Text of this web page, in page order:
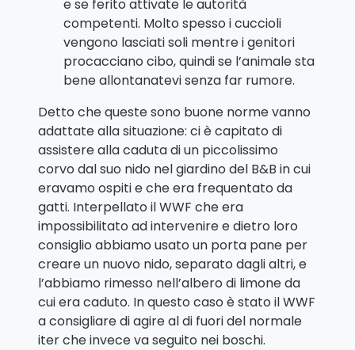
e se ferito attivate le autorità
competenti. Molto spesso i cuccioli
vengono lasciati soli mentre i genitori
procacciano cibo, quindi se l’animale sta
bene allontanatevi senza far rumore.
Detto che queste sono buone norme vanno
adattate alla situazione: ci è capitato di
assistere alla caduta di un piccolissimo
corvo dal suo nido nel giardino del B&B in cui
eravamo ospiti e che era frequentato da
gatti. Interpellato il WWF che era
impossibilitato ad intervenire e dietro loro
consiglio abbiamo usato un porta pane per
creare un nuovo nido, separato dagli altri, e
l’abbiamo rimesso nell’albero di limone da
cui era caduto. In questo caso è stato il WWF
a consigliare di agire al di fuori del normale
iter che invece va seguito nei boschi.